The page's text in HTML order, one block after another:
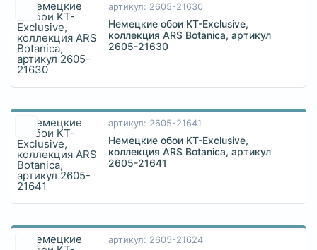
артикул: 2605-21630
Немецкие обои KT-Exclusive,
коллекция ARS Botanica, артикул
2605-21630
артикул: 2605-21641
Немецкие обои KT-Exclusive,
коллекция ARS Botanica, артикул
2605-21641
артикул: 2605-21624